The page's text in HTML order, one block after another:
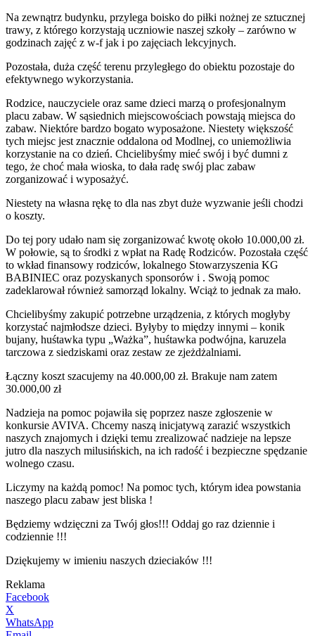
Na zewnątrz budynku, przylega boisko do piłki nożnej ze sztucznej
trawy, z którego korzystają uczniowie naszej szkoły – zarówno w
godzinach zajęć z w-f jak i po zajęciach lekcyjnych.
Pozostała, duża część terenu przyległego do obiektu pozostaje do
efektywnego wykorzystania.
Rodzice, nauczyciele oraz same dzieci marzą o profesjonalnym
placu zabaw. W sąsiednich miejscowościach powstają miejsca do
zabaw. Niektóre bardzo bogato wyposażone. Niestety większość
tych miejsc jest znacznie oddalona od Modlnej, co uniemożliwia
korzystanie na co dzień. Chcielibyśmy mieć swój i być dumni z
tego, że choć mała wioska, to dała radę swój plac zabaw
zorganizować i wyposażyć.
Niestety na własna rękę to dla nas zbyt duże wyzwanie jeśli chodzi
o koszty.
Do tej pory udało nam się zorganizować kwotę około 10.000,00 zł.
W połowie, są to środki z wpłat na Radę Rodziców. Pozostała część
to wkład finansowy rodziców, lokalnego Stowarzyszenia KG
BABINIEC oraz pozyskanych sponsorów i . Swoją pomoc
zadeklarował również samorząd lokalny. Wciąż to jednak za mało.
Chcielibyśmy zakupić potrzebne urządzenia, z których mogłyby
korzystać najmłodsze dzieci. Byłyby to między innymi – konik
bujany, huśtawka typu „Ważka”, huśtawka podwójna, karuzela
tarczowa z siedziskami oraz zestaw ze zjeżdżalniami.
Łączny koszt szacujemy na 40.000,00 zł. Brakuje nam zatem
30.000,00 zł
Nadzieja na pomoc pojawiła się poprzez nasze zgłoszenie w
konkursie AVIVA. Chcemy naszą inicjatywą zarazić wszystkich
naszych znajomych i dzięki temu zrealizować nadzieje na lepsze
jutro dla naszych milusińskich, na ich radość i bezpieczne spędzanie
wolnego czasu.
Liczymy na każdą pomoc! Na pomoc tych, którym idea powstania
naszego placu zabaw jest bliska !
Będziemy wdzięczni za Twój głos!!! Oddaj go raz dziennie i
codziennie !!!
Dziękujemy w imieniu naszych dzieciaków !!!
Reklama
Facebook
X
WhatsApp